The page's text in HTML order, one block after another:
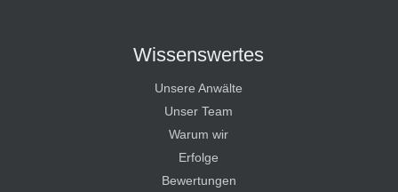
Wissenswertes
Unsere Anwälte
Unser Team
Warum wir
Erfolge
Bewertungen